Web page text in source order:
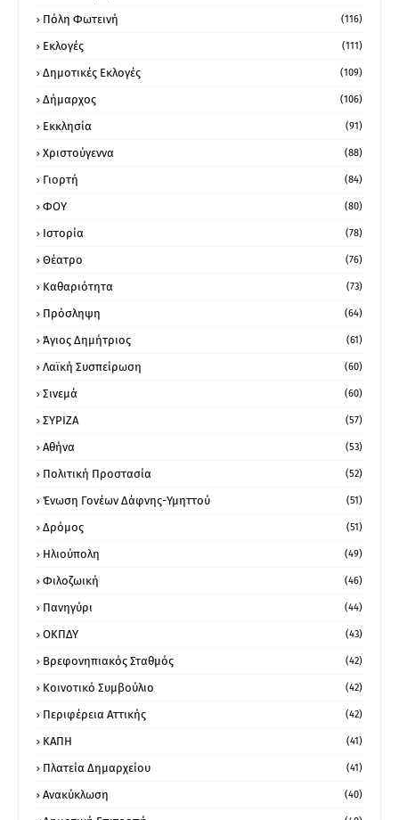
Πόλη Φωτεινή (116)
Εκλογές (111)
Δημοτικές Εκλογές (109)
Δήμαρχος (106)
Εκκλησία (91)
Χριστούγεννα (88)
Γιορτή (84)
ΦΟΥ (80)
Ιστορία (78)
Θέατρο (76)
Καθαριότητα (73)
Πρόσληψη (64)
Άγιος Δημήτριος (61)
Λαϊκή Συσπείρωση (60)
Σινεμά (60)
ΣΥΡΙΖΑ (57)
Αθήνα (53)
Πολιτική Προστασία (52)
Ένωση Γονέων Δάφνης-Υμηττού (51)
Δρόμος (51)
Ηλιούπολη (49)
Φιλοζωική (46)
Πανηγύρι (44)
ΟΚΠΔΥ (43)
Βρεφονηπιακός Σταθμός (42)
Κοινοτικό Συμβούλιο (42)
Περιφέρεια Αττικής (42)
ΚΑΠΗ (41)
Πλατεία Δημαρχείου (41)
Ανακύκλωση (40)